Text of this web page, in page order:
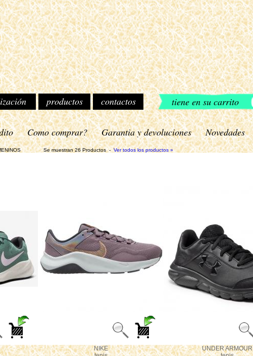
productos contactos tiene en su carrito
Como comprar? Garantia y devoluciones Novedades
Se muestran 26 Productos -Ver todos los productos »
NIKE
UNDER ARMOUR